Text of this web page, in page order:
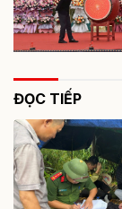
ĐỌC TIẾP